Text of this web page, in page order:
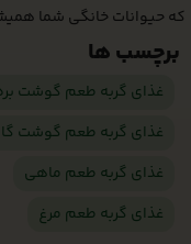
که حیوانات خانگی شما
برچسب ها
غذای گربه طعم گوشت
غذای گربه طعم گوشت
غذای گربه طعم ماهی
غذای گربه طعم مرغ